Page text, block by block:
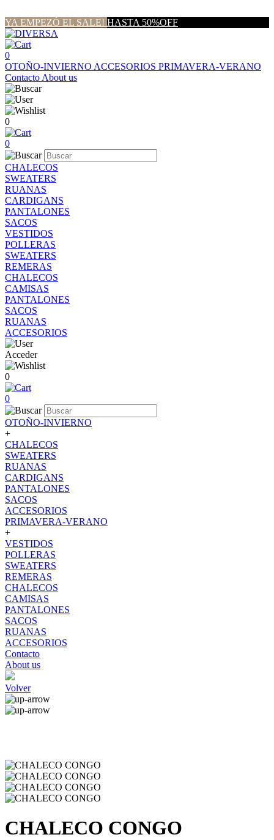
YA EMPEZÓ EL SALE! HASTA 50%OFF
0
OTOÑO-INVIERNO ACCESORIOS PRIMAVERA-VERANO
Contacto About us
0
0
CHALECOS
SWEATERS
RUANAS
CARDIGANS
PANTALONES
SACOS
VESTIDOS
POLLERAS
SWEATERS
REMERAS
CHALECOS
CAMISAS
PANTALONES
SACOS
RUANAS
ACCESORIOS
Acceder
0
0
OTOÑO-INVIERNO
+
CHALECOS
SWEATERS
RUANAS
CARDIGANS
PANTALONES
SACOS
ACCESORIOS
PRIMAVERA-VERANO
+
VESTIDOS
POLLERAS
SWEATERS
REMERAS
CHALECOS
CAMISAS
PANTALONES
SACOS
RUANAS
ACCESORIOS
Contacto
About us
Volver
CHALECO CONGO